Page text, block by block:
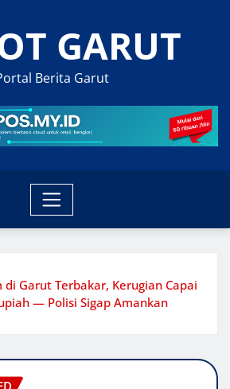
GARUT
Berita Garut
di Garut Terbakar, Kerugian Capai
— Polisi Sigap Amankan